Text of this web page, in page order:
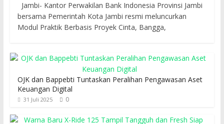
Jambi- Kantor Perwakilan Bank Indonesia Provinsi Jambi
bersama Pemerintah Kota Jambi resmi meluncurkan
Modul Praktik Berbasis Proyek Cinta, Bangga,
OJK dan Bappebti Tuntaskan Peralihan Pengawasan Aset
Keuangan Digital
31 Juli 2025 0